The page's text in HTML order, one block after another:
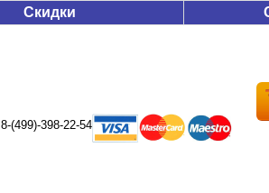
Скидки
8-(499)-398-22-54